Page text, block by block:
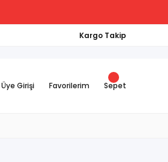
Kargo Takip
Üye Girişi Favorilerim Sepet